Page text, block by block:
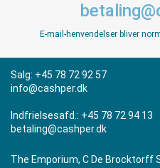
E-mail-henvendelser bliver
Salg: +45 78 72 92 57
info@cashper.dk
Indfrielsesafd.: +45 78 72 94 13
betaling@cashper.dk
The Emporium, C De Brocktorff